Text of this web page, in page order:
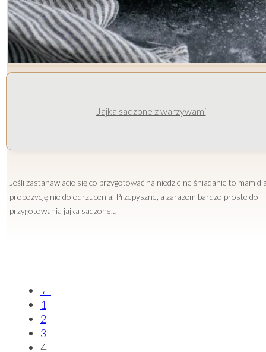
Jajka sadzone z warzywami
Jeśli zastanawiacie się co przygotować na niedzielne śniadanie to mam
propozycję nie do odrzucenia. Przepyszne, a zarazem bardzo proste do
przygotowania jajka sadzone…
←
1
2
3
4